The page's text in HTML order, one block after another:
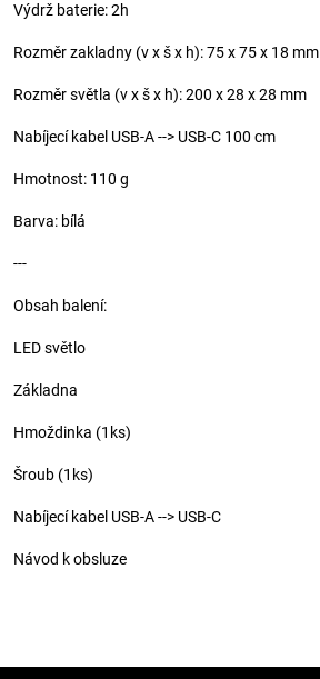
Výdrž baterie: 2h
Rozměr zakladny (v x š x h): 75 x 75 x 18 mm
Rozměr světla (v x š x h): 200 x 28 x 28 mm
Nabíjecí kabel USB-A --> USB-C 100 cm
Hmotnost: 110 g
Barva: bílá
---
Obsah balení:
LED světlo
Základna
Hmoždinka (1ks)
Šroub (1ks)
Nabíjecí kabel USB-A --> USB-C
Návod k obsluze